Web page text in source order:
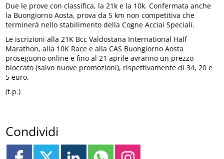
Due le prove con classifica, la 21k e la 10k. Confermata anche
la Buongiorno Aosta, prova da 5 km non competitiva che
terminerà nello stabilimento della Cogne Acciai Speciali.
Le iscrizioni alla 21K Bcc Valdostana International Half
Marathon, alla 10K Race e alla CAS Buongiorno Aosta
proseguono online e fino al 21 aprile avranno un prezzo
bloccato (salvo nuove promozioni), rispettivamente di 34, 20 e
5 euro.
(t.p.)
Condividi